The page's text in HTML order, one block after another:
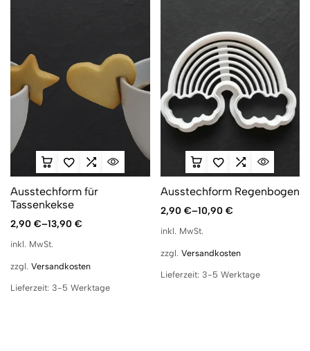
Ausstechform für
Tassenkekse
2,90 €–13,90 €
inkl. MwSt.
zzgl. Versandkosten
Lieferzeit: 3-5 Werktage
Ausstechform Regenbogen
2,90 €–10,90 €
inkl. MwSt.
zzgl. Versandkosten
Lieferzeit: 3-5 Werktage